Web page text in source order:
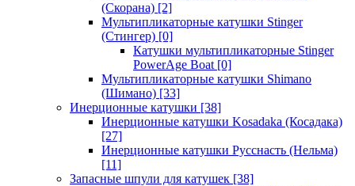
(Скорана) [2]
Мультипликаторные катушки Stinger
(Стингер) [0]
Катушки мультипликаторные Stinger
PowerAge Boat [0]
Мультипликаторные катушки Shimano
(Шимано) [33]
Инерционные катушки [38]
Инерционные катушки Kosadaka (Косадака)
[27]
Инерционные катушки Русснасть (Нельма)
[11]
Запасные шпули для катушек [38]